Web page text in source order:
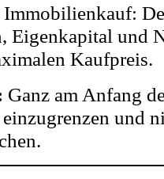
Immobilienkauf:
Eigenkapital und
Kaufpreis.
Ganz am Anfang
einzugrenzen und